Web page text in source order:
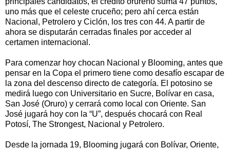
uno más que el celeste cruceño; pero ahí cerca están
Nacional, Petrolero y Ciclón, los tres con 44. A partir de
ahora se disputarán cerradas finales por acceder al
certamen internacional.
Para comenzar hoy chocan Nacional y Blooming, antes que
pensar en la Copa el primero tiene como desafío escapar de
la zona del descenso directo de categoría. El potosino se
medirá luego con Universitario en Sucre, Bolívar en casa,
San José (Oruro) y cerrará como local con Oriente. San
José jugará hoy con la “U”, después chocará con Real
Potosí, The Strongest, Nacional y Petrolero.
Desde la jornada 19, Blooming jugará con Bolívar, Oriente,